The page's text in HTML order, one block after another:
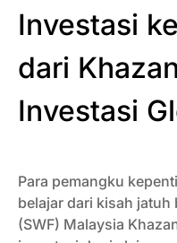
Investasi
dari
Investasi
Para pemangku
belajar dari kisah
(SWF) Malaysia